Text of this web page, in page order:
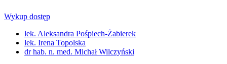
Wykup dostęp
lek. Aleksandra Pośpiech-Żabierek
lek. Irena Topolska
dr hab. n. med. Michał Wilczyński